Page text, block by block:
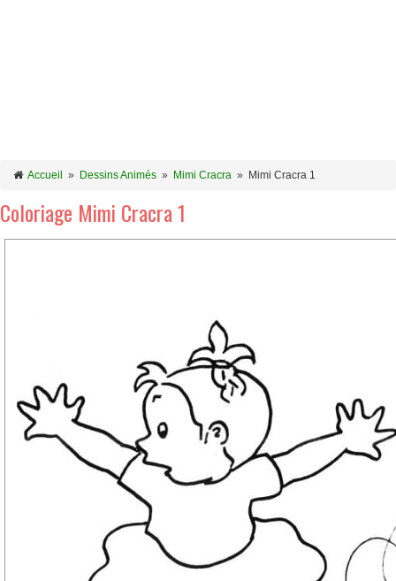
Accueil » Dessins Animés » Mimi Cracra » Mimi Cracra 1
Coloriage Mimi Cracra 1